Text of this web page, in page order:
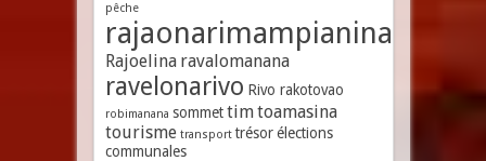
pêche
rajaonarimampianina
Rajoelina ravalomanana
ravelonarivo Rivo rakotovao
robimanana sommet timtoamasina
tourisme transport trésor élections
communales